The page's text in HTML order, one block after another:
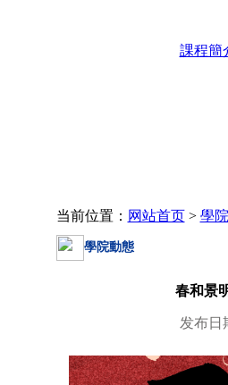
課程簡
当前位置： 网站首页> 學
學院動態
春和景
发布日